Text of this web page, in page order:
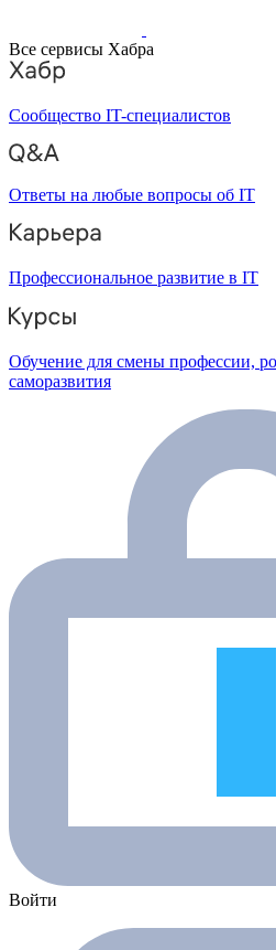
Все сервисы Хабра
Сообщество IT-специалистов
Ответы на любые вопросы об IT
Профессиональное развитие в IT
Обучение для смены профессии,
саморазвития
Войти